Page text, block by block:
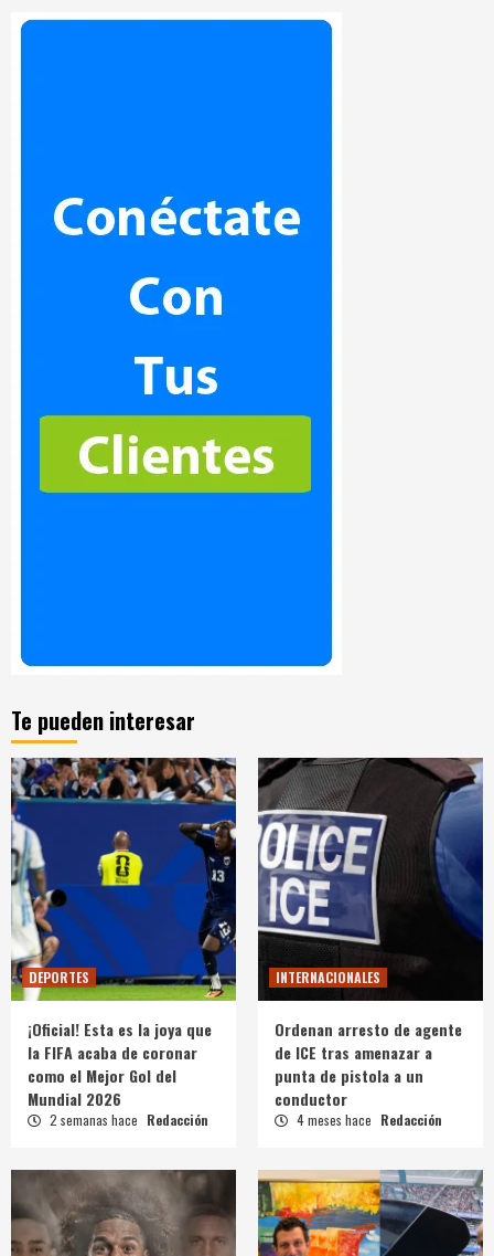
Te pueden interesar
DEPORTES
¡Oficial! Esta es la joya que
la FIFA acaba de coronar
como el Mejor Gol del
Mundial 2026
2 semanas hace Redacción
INTERNACIONALES
Ordenan arresto de agente
de ICE tras amenazar a
punta de pistola a un
conductor
4 meses hace Redacción